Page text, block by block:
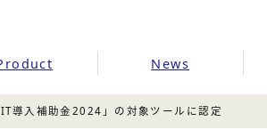
News
導入補助金2024」の対象ツールに認定